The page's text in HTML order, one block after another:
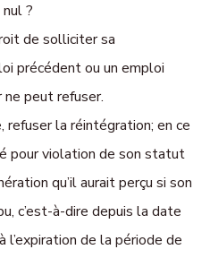
?
de solliciter sa
précédent ou un emploi
ne peut refuser.
refuser la réintégration; en ce
pour violation de son statut
qu’il aurait perçu si son
c’est-à-dire depuis la date
l’expiration de la période de